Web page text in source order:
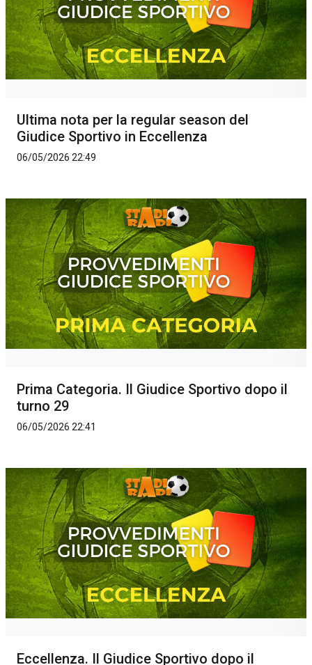
Ultima nota per la regular season del
Giudice Sportivo in Eccellenza
06/05/2026 22:49
Prima Categoria. Il Giudice Sportivo dopo il
turno 29
06/05/2026 22:41
Eccellenza. Il Giudice Sportivo dopo il